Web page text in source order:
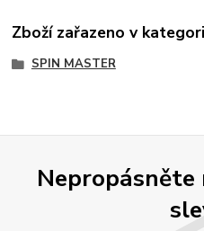
Zboží zařazeno v
SPIN MASTER
Nepropásněte